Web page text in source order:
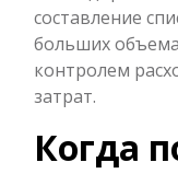
составление
больших
контролем
затрат.
Когда